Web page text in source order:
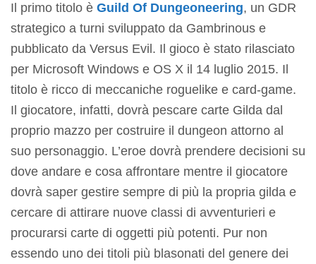
Il primo titolo è Guild Of Dungeoneering, un GDR
strategico a turni sviluppato da Gambrinous e
pubblicato da Versus Evil. Il gioco è stato rilasciato
per Microsoft Windows e OS X il 14 luglio 2015. Il
titolo è ricco di meccaniche roguelike e card-game.
Il giocatore, infatti, dovrà pescare carte Gilda dal
proprio mazzo per costruire il dungeon attorno al
suo personaggio. L’eroe dovrà prendere decisioni su
dove andare e cosa affrontare mentre il giocatore
dovrà saper gestire sempre di più la propria gilda e
cercare di attirare nuove classi di avventurieri e
procurarsi carte di oggetti più potenti. Pur non
essendo uno dei titoli più blasonati del genere dei